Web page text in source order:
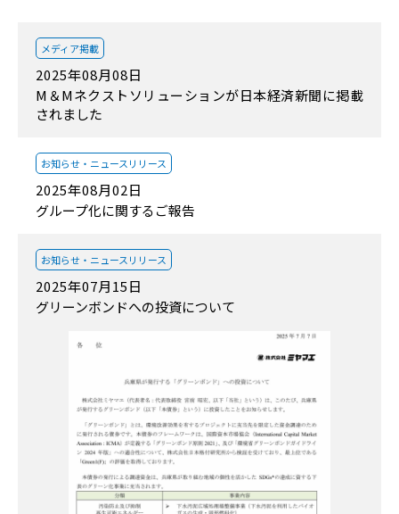
2025年08月08日
メディア掲載
M＆Mネクストソリューションが日本経済新聞に掲載
されました
2025年08月02日
お知らせ・ ニュースリリース
グループ化に関するご報告
2025年07月15日
お知らせ・ ニュースリリース
グリーンボンドへの投資について